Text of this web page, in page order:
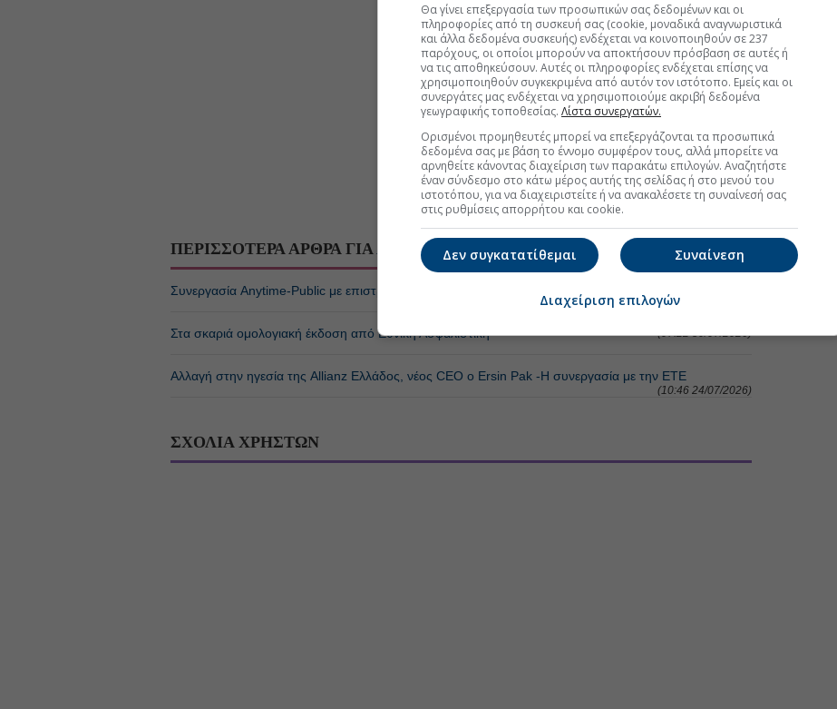
ΠΕΡΙΣΣΟΤΕΡΑ ΑΡΘΡΑ ΓΙΑ ΑΣΦΑΛΕΙΕΣ
Συνεργασία Anytime-Public με επιστροφή έως €20 στους ασφαλισμένους
Στα σκαριά ομολογιακή έκδοση από Εθνική Ασφαλιστική (07:22 30/07/2026)
Αλλαγή στην ηγεσία της Allianz Ελλάδος, νέος CEO ο Ersin Pak -Η συνεργασία με την ΕΤΕ
(10:46 24/07/2026)
ΣΧΟΛΙΑ ΧΡΗΣΤΩΝ
Θα γίνει επεξεργασία των προσωπικών σας δεδομένων και οι
πληροφορίες από τη συσκευή σας (cookie, μοναδικά αναγνωριστικά
και άλλα δεδομένα συσκευής) ενδέχεται να κοινοποιηθούν σε 237
παρόχους, οι οποίοι μπορούν να αποκτήσουν πρόσβαση σε αυτές ή
να τις αποθηκεύσουν. Αυτές οι πληροφορίες ενδέχεται επίσης να
χρησιμοποιηθούν συγκεκριμένα από αυτόν τον ιστότοπο. Εμείς και οι
συνεργάτες μας ενδέχεται να χρησιμοποιούμε ακριβή δεδομένα
γεωγραφικής τοποθεσίας. Λίστα συνεργατών.
Ορισμένοι προμηθευτές μπορεί να επεξεργάζονται τα προσωπικά
δεδομένα σας με βάση το έννομο συμφέρον τους, αλλά μπορείτε να
αρνηθείτε κάνοντας διαχείριση των παρακάτω επιλογών. Αναζητήστε
έναν σύνδεσμο στο κάτω μέρος αυτής της σελίδας ή στο μενού του
ιστοτόπου, για να διαχειριστείτε ή να ανακαλέσετε τη συναίνεσή σας
στις ρυθμίσεις απορρήτου και cookie.
Συναίνεση
Δεν συγκατατίθεμαι
Διαχείριση επιλογών